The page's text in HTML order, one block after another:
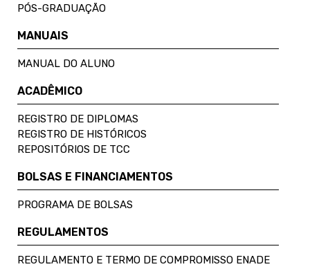
PÓS-GRADUAÇÃO
MANUAIS
MANUAL DO ALUNO
ACADÊMICO
REGISTRO DE DIPLOMAS
REGISTRO DE HISTÓRICOS
REPOSITÓRIOS DE TCC
BOLSAS E FINANCIAMENTOS
PROGRAMA DE BOLSAS
REGULAMENTOS
REGULAMENTO E TERMO DE COMPROMISSO ENADE